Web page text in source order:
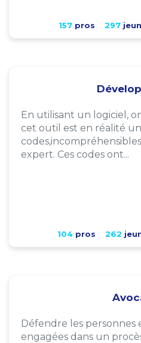
157pros 297
En utilisant un logiciel,
cet outil est en réalité
expert. Ces codes ont...
104pros 262
Défendre les personnes
engagées dans un